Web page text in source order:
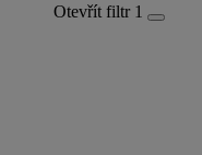
Otevřít filtr 1